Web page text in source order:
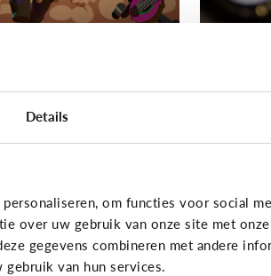
Details
om functies voor social
over uw gebruik van onze site met
gegevens combineren met andere
van hun services.
wordt boos
moet stoppen
Hét